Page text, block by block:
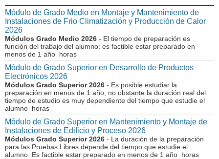
Módulo de Grado Medio en Montaje y Mantenimiento de
Instalaciones de Frio Climatización y Producción de Calor
2026
Módulos Grado Medio 2026 - El tiempo de preparación es
función del trabajo del alumno: es factible estar preparado en
menos de 1 año horas
Módulo de Grado Superior en Desarrollo de Productos
Electrónicos 2026
Módulos Grado Superior 2026 - Es posible estudiar la
preparación en menos de 1 año, no obstante la duración real del
tiempo de estudio es muy dependiente del tiempo que estudie el
alumno horas
Módulo de Grado Superior en Mantenimiento y Montaje de
Instalaciones de Edificio y Proceso 2026
Módulos Grado Superior 2026 - La duración de la preparación
para las Pruebas Libres depende del tiempo que estudie el
alumno. Es factible estar preparado en menos de 1 año horas